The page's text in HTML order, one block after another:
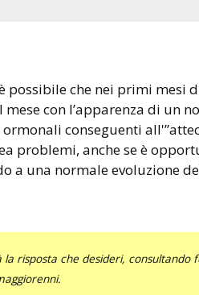
possibile che nei primi mesi
con l’apparenza di un
conseguenti
problemi, anche se è
a una normale evoluzione
la risposta che desideri, consultando